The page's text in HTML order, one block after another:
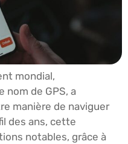
mondial,
nom de GPS, a
manière de naviguer
des ans, cette
notables, grâce à